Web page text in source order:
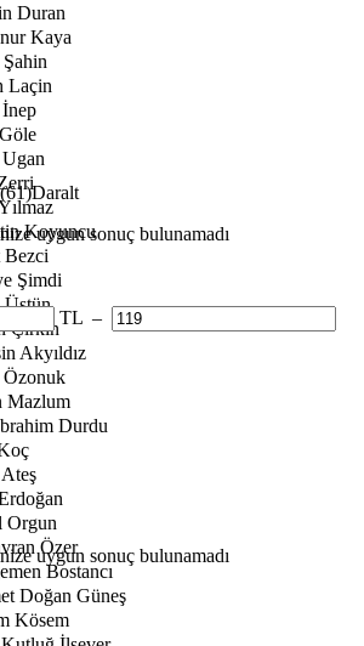
Duran
Kaya
Laçin
Koyuncu
Bezci
Şimdi
Üstün
Çirkin
Akyıldız
Mazlum
Durdu
Orgun
Özer
Bostancı
Doğan Güneş
Kösem
Daralt
uygun sonuç bulunamadı
TL –
uygun sonuç bulunamadı